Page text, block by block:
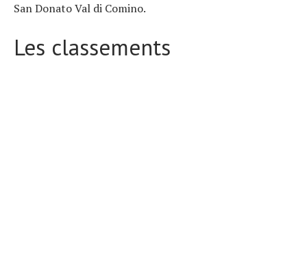
San Donato Val di Comino.
Les classements